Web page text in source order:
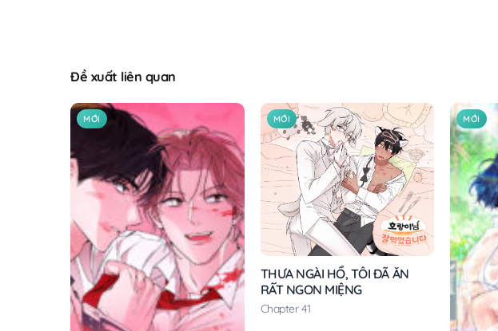
Đề xuất liên quan
MỚI MỚI
THƯA NGÀI HỔ, TÔI ĐÃ ĂN
RẤT NGON MIỆNG
Chapter 41
MỚI